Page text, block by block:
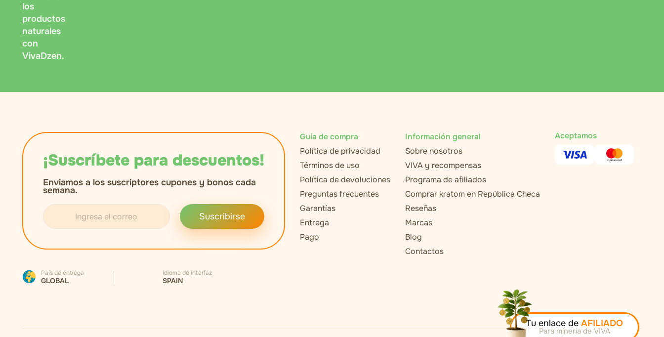
los
productos
naturales
con
VivaDzen.
¡Suscríbete para descuentos!
Enviamos a los suscriptores cupones y bonos cada
semana.
Suscribirse
País de entrega
GLOBAL
Idioma de interfaz
SPAIN
Guía de compra
Política de privacidad
Términos de uso
Política de devoluciones
Preguntas frecuentes
Garantías
Entrega
Pago
Información general
Sobre nosotros
VIVA y recompensas
Programa de afiliados
Comprar kratom en República Checa
Reseñas
Marcas
Blog
Contactos
Aceptamos
Tu enlace de AFILIADO
Para minería de VIVA